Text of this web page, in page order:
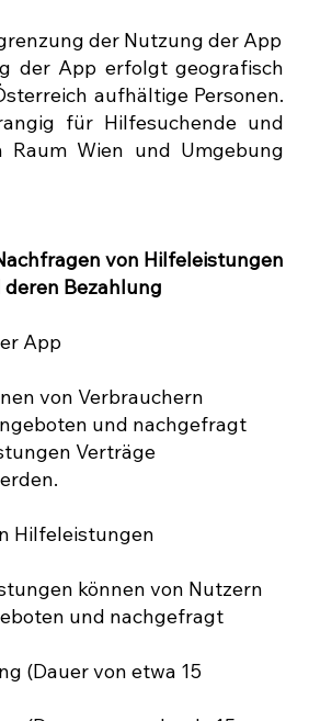
der Nutzung der App
der App erfolgt geografisch
aufhältige Personen.
für Hilfesuchende und
Raum Wien und Umgebung
von Hilfeleistungen
deren Bezahlung
App
von Verbrauchern
und nachgefragt
Verträge
Hilfeleistungen
können von Nutzern
und nachgefragt
(Dauer von etwa 15